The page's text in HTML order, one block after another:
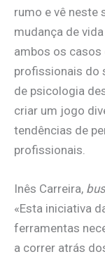
rumo e vê neste
mudança de
ambos os casos
profissionais do
de psicologia
criar um jogo
tendências de
profissionais.
Inês Carreira,
«Esta iniciativa
ferramentas
a correr atrás